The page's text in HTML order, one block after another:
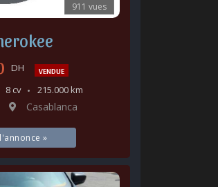
911 vues
DH VENDUE
8 cv 215.000 km
Casablanca
»